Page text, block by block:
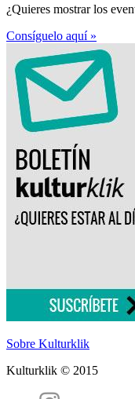
¿Quieres mostrar los
Consíguelo aquí »
Sobre Kulturklik
Kulturklik © 2015